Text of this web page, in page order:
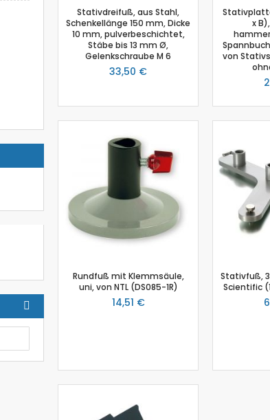
Schmelzpunktbestimmung
Spannungssensor
Spektrometer
Spektralfotometer
Timer
Thermoelement-Sensor
Tropfenzähler
Zubehör
Einsteiger-Kit Smart Sensoren Chemie
Gas-Chromatograph
Ladestation Go Direct®
Titration
Go!Link (GO -LINK)
Redoxpotential
Drehbewegungssensor
Stativdreifuß, aus Stahl,
Schenkellänge 150 mm, Dicke
10 mm, pulverbeschichtet,
Stäbe bis 13 mm Ø,
Gelenkschraube M 6
33,50 €
x
von
Rundfuß mit Klemmsäule,
uni, von NTL (DS085-1R)
14,51 €
Stativfuß,
Scientific